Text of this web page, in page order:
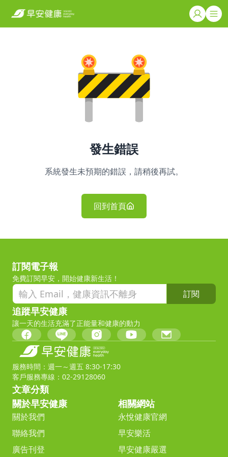
發生錯誤
系統發生未預期的錯誤，請稍後再試。
回到首頁
訂閱電子報
免費訂閱早安，開始健康新生活！
訂閱
追蹤早安健康
讓一天的生活充滿了正能量和健康的動力
服務時間：週一～週五 8:30-17:30
客戶服務專線：02-29128060
文章分類
關於早安健康
關於我們
聯絡我們
廣告刊登
相關網站
永悅健康官網
早安樂活
早安健康嚴選